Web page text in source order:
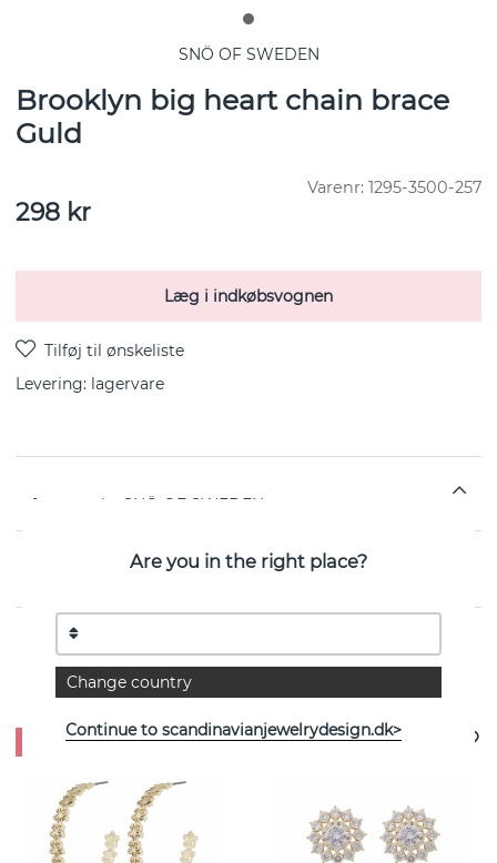
SNÖ OF SWEDEN
Brooklyn big heart chain brace
Guld
Varenr: 1295-3500-257
298 kr
Læg i indkøbsvognen
Levering: lagervare
fra svenske SNÖ OF SWEDEN
EGENSKABER
Se flere varer
Are you in the right place?
Change country
Continue to scandinavianjewelrydesign.dk>